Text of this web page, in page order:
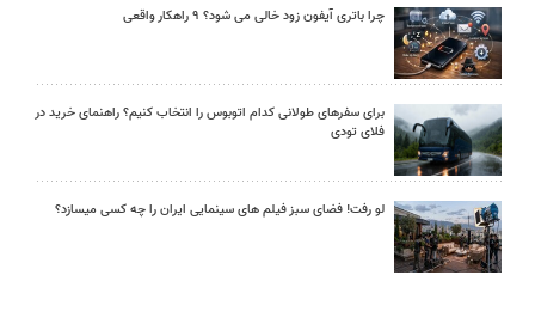
چرا باتری آیفون زود خالی می شود؟ ۹ راهکار واقعی
برای سفرهای طولانی کدام اتوبوس را انتخاب کنیم؟ راهنمای خرید در
فلای تودی
لو رفت! فضای سبز فیلم های سینمایی ایران را چه کسی میسازد؟